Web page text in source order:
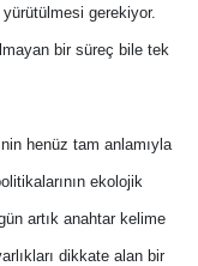
gerekiyor.
bir süreç bile tek
henüz tam anlamıyla
ekolojik
artık anahtar kelime
dikkate alan bir